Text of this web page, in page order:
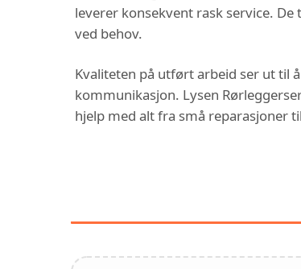
leverer konsekvent rask service.
ved behov.
Kvaliteten på utført arbeid ser ut
kommunikasjon. Lysen
hjelp med alt fra små reparasjoner